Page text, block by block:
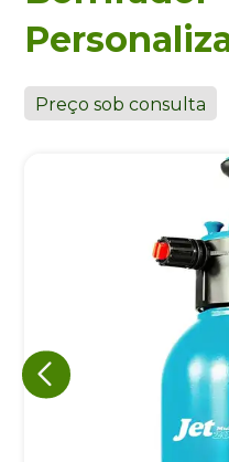
Preço sob consulta
Eu concordo em
A nossa empresa está
sua privacidade,
de marketing. Você
qualquer momento.